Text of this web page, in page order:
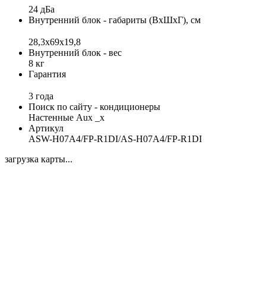
24 дБа
Внутренний блок - габариты (ВхШхГ), см
28,3x69x19,8
Внутренний блок - вес
8 кг
Гарантия
3 года
Поиск по сайту - кондиционеры
Настенные Aux _x
Артикул
ASW-H07A4/FP-R1DI/AS-H07A4/FP-R1DI
загрузка карты...